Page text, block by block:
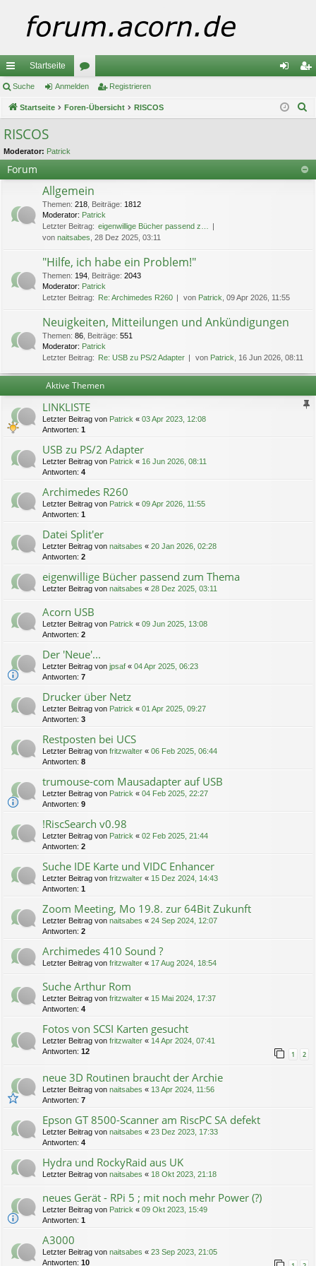
ch
ne
llz
ug
riff
Startseite
or
en m ist
n
Suche Anmelden Registrieren
Startseite Foren-Übersicht RISCOS
RISCOS
Moderator: Patrick
Forum
Allgemein
Themen: 218 Beiträge: 1812
Moderator: Patrick
Letzter Beitrag: eigenwillige Bücher passend z…
von naitsabes , 28 Dez 2025, 03:11
"Hilfe, ich habe ein Problem!"
Themen: 194 Beiträge: 2043
Moderator: Patrick
Letzter Beitrag:
Re: Archimedes R260 von Patrick , 09 Apr 2026, 11:55
Neuigkeiten, Mitteilungen und Ankündigungen
Themen: 86 Beiträge: 551
Moderator: Patrick
Letzter Beitrag:
Re: USB zu PS/2 Adapter von Patrick , 16 Jun 2026, 08:11
Aktive Themen
LINKLISTE
Letzter Beitrag von Patrick « 03 Apr 2023, 12:08
Antworten: 1
USB zu PS/2 Adapter
Letzter Beitrag von Patrick « 16 Jun 2026, 08:11
Antworten: 4
Archimedes R260
Letzter Beitrag von Patrick « 09 Apr 2026, 11:55
Antworten: 1
Datei Split'er
Letzter Beitrag von naitsabes « 20 Jan 2026, 02:28
Antworten: 2
eigenwillige Bücher passend zum Thema
Letzter Beitrag von naitsabes « 28 Dez 2025, 03:11
Acorn USB
Letzter Beitrag von Patrick « 09 Jun 2025, 13:08
Antworten: 2
Der 'Neue'...
Letzter Beitrag von jpsaf « 04 Apr 2025, 06:23
Antworten: 7
Drucker über Netz
Letzter Beitrag von Patrick « 01 Apr 2025, 09:27
Antworten: 3
Restposten bei UCS
Letzter Beitrag von fritzwalter « 06 Feb 2025, 06:44
Antworten: 8
trumouse-com Mausadapter auf USB
Letzter Beitrag von Patrick « 04 Feb 2025, 22:27
Antworten: 9
!RiscSearch v0.98
Letzter Beitrag von Patrick « 02 Feb 2025, 21:44
Antworten: 2
Suche IDE Karte und VIDC Enhancer
Letzter Beitrag von fritzwalter « 15 Dez 2024, 14:43
Antworten: 1
Zoom Meeting, Mo 19.8. zur 64Bit Zukunft
Letzter Beitrag von naitsabes « 24 Sep 2024, 12:07
Antworten: 2
Archimedes 410 Sound ?
Letzter Beitrag von fritzwalter « 17 Aug 2024, 18:54
Suche Arthur Rom
Letzter Beitrag von fritzwalter « 15 Mai 2024, 17:37
Antworten: 4
Fotos von SCSI Karten gesucht
Letzter Beitrag von fritzwalter « 14 Apr 2024, 07:41
Antworten: 12 1 2
neue 3D Routinen braucht der Archie
Letzter Beitrag von naitsabes « 13 Apr 2024, 11:56
Antworten: 7
Epson GT 8500-Scanner am RiscPC SA defekt
Letzter Beitrag von naitsabes « 23 Dez 2023, 17:33
Antworten: 4
Hydra und RockyRaid aus UK
Letzter Beitrag von naitsabes « 18 Okt 2023, 21:18
neues Gerät - RPi 5 ; mit noch mehr Power (?)
Letzter Beitrag von Patrick « 09 Okt 2023, 15:49
Antworten: 1
A3000
Letzter Beitrag von naitsabes « 23 Sep 2023, 21:05
Antworten: 10